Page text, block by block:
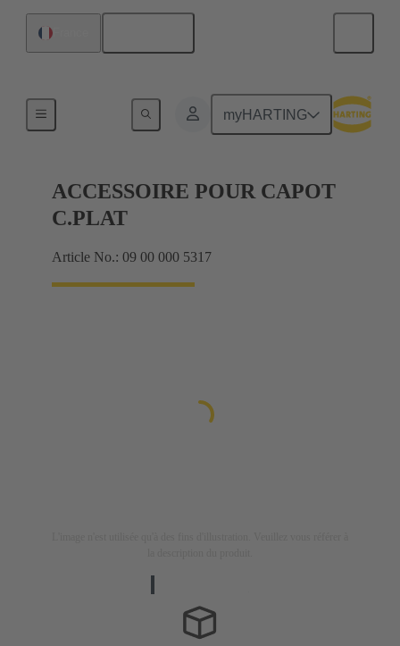
myHARTING
ACCESSOIRE POUR CAPOT
C.PLAT
Article No.: 09 00 000 5317